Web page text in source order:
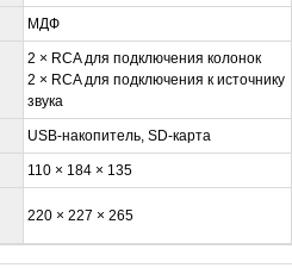
МДФ
2 × RCA для подключения колонок
2 × RCA для подключения к источнику
звука
USB-накопитель, SD-карта
110 × 184 × 135
220 × 227 × 265